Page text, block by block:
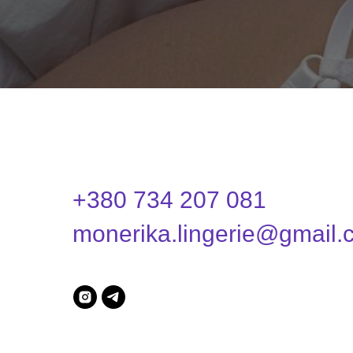
+380 734 207 081